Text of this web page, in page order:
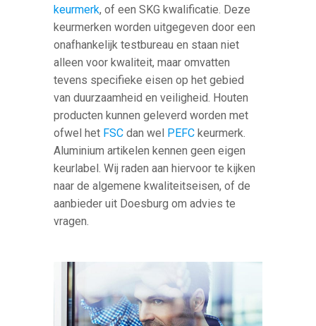
keurmerk, of een SKG kwalificatie. Deze
keurmerken worden uitgegeven door een
onafhankelijk testbureau en staan niet
alleen voor kwaliteit, maar omvatten
tevens specifieke eisen op het gebied
van duurzaamheid en veiligheid. Houten
producten kunnen geleverd worden met
ofwel het FSC dan wel PEFC keurmerk.
Aluminium artikelen kennen geen eigen
keurlabel. Wij raden aan hiervoor te kijken
naar de algemene kwaliteitseisen, of de
aanbieder uit Doesburg om advies te
vragen.